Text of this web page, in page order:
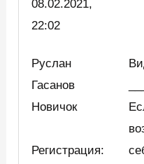
08.02.2021,
22:02
Руслан
Гасанов
Новичок
Регистрация: